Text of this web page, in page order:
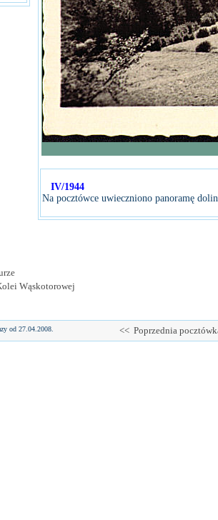
IV/1944
Na pocztówce uwieczniono panoramę
Wąskotorowej
od 27.04.2008. << Poprzednia